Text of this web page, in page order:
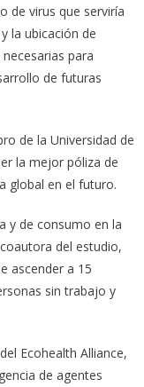
de virus que serviría
la ubicación de
para
de futuras
de la Universidad de
la mejor póliza de
global en el futuro.
y de consumo en la
del estudio,
ascender a 15
sin trabajo y
Ecohealth Alliance,
de agentes